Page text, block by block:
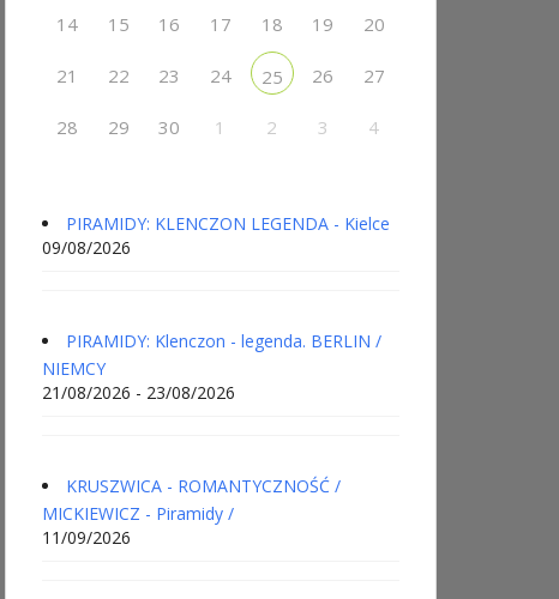
14 15 16 17 18 19 20
21 22 23 24 25 26 27
28 29 30 1 2 3 4
PIRAMIDY: KLENCZON LEGENDA - Kielce
09/08/2026
PIRAMIDY: Klenczon - legenda. BERLIN /
NIEMCY
21/08/2026 - 23/08/2026
KRUSZWICA - ROMANTYCZNOŚĆ /
MICKIEWICZ - Piramidy /
11/09/2026